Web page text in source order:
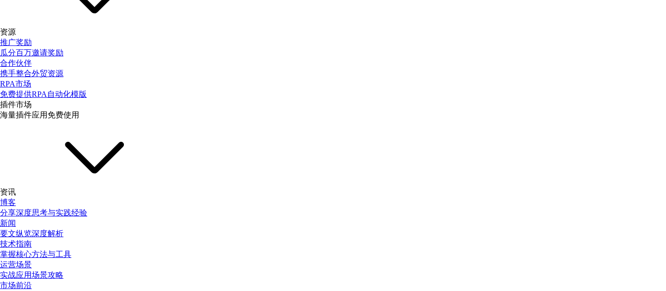
资源
推广奖励
瓜分百万邀请奖励
合作伙伴
携手整合外贸资源
RPA市场
免费提供RPA自动化模版
插件市场
海量插件应用免费使用
资讯
博客
分享深度思考与实践经验
新闻
要文纵览深度解析
技术指南
掌握核心方法与工具
运营场景
实战应用场景攻略
市场前沿